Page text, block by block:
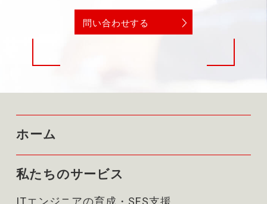
問い合わせする
ホーム
私たちのサービス
ITエンジニアの育成・SES支援